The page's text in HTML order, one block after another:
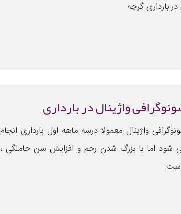
بارداری گرچه
واژینال در بارداری
واژینال معمولا درسه ماهه اول بارداری انجام
شود اما با بزرگ شدن رحم و افزایش سن حاملگی ،